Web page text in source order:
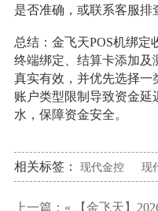
是否准确，或联系客服排
总结：金飞天POS机绑定
终端绑定、结算卡添加及
真实有效，并优先选择一
账户类型限制导致资金
水，保障资金安全。
相关标签： 现代金控 现
上一篇：« 【金飞天】